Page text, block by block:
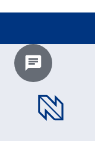
Chatbot laden?